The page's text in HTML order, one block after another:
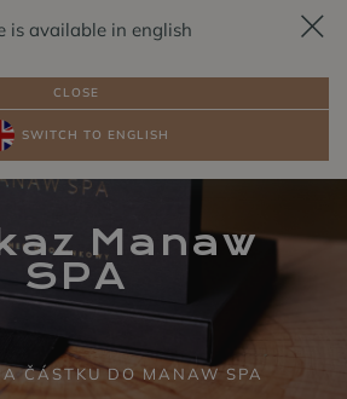
POKOJE U JEZERA
Manaw
SPA
ČÁSTKU DO MANAW SPA
is available in english
CLOSE
SWITCH TO ENGLISH